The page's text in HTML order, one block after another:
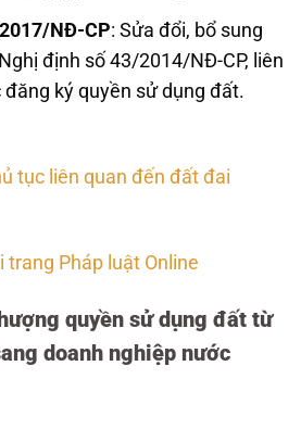
NĐ-CP: Sửa đổi, bổ sung
định số 43/2014/NĐ-CP, liên
ký quyền sử dụng đất.
tục liên quan đến đất đai
Pháp luật Online
quyền sử dụng đất từ
doanh nghiệp nước